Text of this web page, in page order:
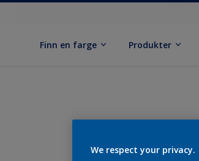
Finn en farge Produkter
We respect your privacy.